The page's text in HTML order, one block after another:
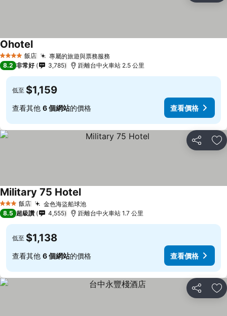
4 星級 飯店 專屬的旅遊與票務服務
Ohotel查看價格
8.2 非常好 3,785 距離台中火車站 2.5 公里
低至 $1,159
查看其他 6 個網站的價格 查看價格
分享 加
3 星級 飯店 金色海盜船球池查看價格
Military 75 Hotel查看價格
8.5 超級讚 4,555 距離台中火車站 1.7 公里
低至 $1,138
查看其他 6 個網站的價格 查看價格
分享 加